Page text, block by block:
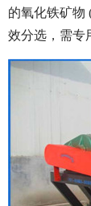
的氧化铁矿物
效分选，需专